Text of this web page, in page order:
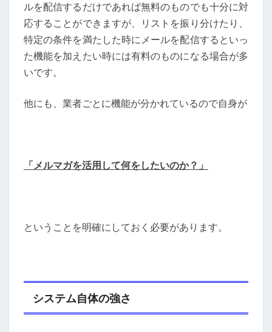
ルを配信するだけであれば無料のものでも十分に対
応することができますが、リストを振り分けたり、
特定の条件を満たした時にメールを配信するといっ
た機能を加えたい時には有料のものになる場合が多
いです。
他にも、業者ごとに機能が分かれているので自身が
「メルマガを活用して何をしたいのか？」
ということを明確にしておく必要があります。
システム自体の強さ